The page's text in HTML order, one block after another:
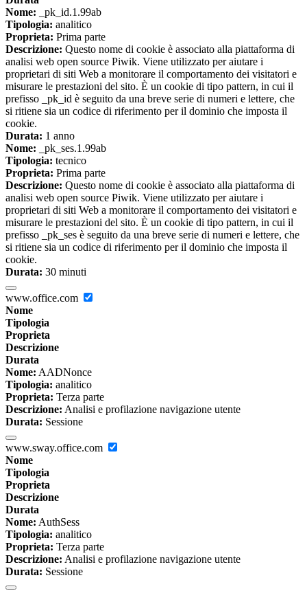
Nome: _pk_id.1.99ab
Tipologia: analitico
Proprieta: Prima parte
Descrizione: Questo nome di cookie è associato alla piattaforma di
analisi web open source Piwik. Viene utilizzato per aiutare i
proprietari di siti Web a monitorare il comportamento dei visitatori e
misurare le prestazioni del sito. È un cookie di tipo pattern, in cui il
prefisso _pk_id è seguito da una breve serie di numeri e lettere, che
si ritiene sia un codice di riferimento per il dominio che imposta il
cookie.
Durata: 1 anno
Nome: _pk_ses.1.99ab
Tipologia: tecnico
Proprieta: Prima parte
Descrizione: Questo nome di cookie è associato alla piattaforma di
analisi web open source Piwik. Viene utilizzato per aiutare i
proprietari di siti Web a monitorare il comportamento dei visitatori e
misurare le prestazioni del sito. È un cookie di tipo pattern, in cui il
prefisso _pk_ses è seguito da una breve serie di numeri e lettere, che
si ritiene sia un codice di riferimento per il dominio che imposta il
cookie.
Durata: 30 minuti
www.office.com
Nome
Tipologia
Proprieta
Descrizione
Durata
Nome: AADNonce
Tipologia: analitico
Proprieta: Terza parte
Descrizione: Analisi e profilazione navigazione utente
Durata: Sessione
www.sway.office.com
Nome
Tipologia
Proprieta
Descrizione
Durata
Nome: AuthSess
Tipologia: analitico
Proprieta: Terza parte
Descrizione: Analisi e profilazione navigazione utente
Durata: Sessione